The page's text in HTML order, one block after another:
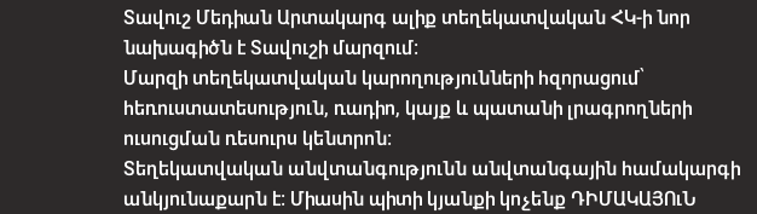
Տավուշ Մեդիան Արտակարգ ալիք տեղեկատվական ՀԿ-ի նոր
նախագիծն է Տավուշի մարզում:
Մարզի տեղեկատվական կարողությունների հզորացում՝
հեռուստատեսություն, ռադիո, կայք և պատանի լրագրողների
ուսուցման ռեսուրս կենտրոն:
Տեղեկատվական անվտանգությունն անվտանգային համակարգի
անկյունաքարն է: Միասին պիտի կյանքի կոչենք ԴԻՄԱԿԱՅՈւՆ